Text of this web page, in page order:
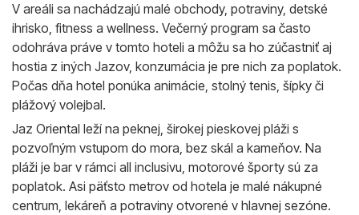
V areáli sa nachádzajú malé obchody, potraviny, detské
ihrisko, fitness a wellness. Večerný program sa často
odohráva práve v tomto hoteli a môžu sa ho zúčastniť aj
hostia z iných Jazov, konzumácia je pre nich za poplatok.
Počas dňa hotel ponúka animácie, stolný tenis, šípky či
plážový volejbal.
Jaz Oriental leží na peknej, širokej pieskovej pláži s
pozvoľným vstupom do mora, bez skál a kameňov. Na
pláži je bar v rámci all inclusivu, motorové športy sú za
poplatok. Asi päťsto metrov od hotela je malé nákupné
centrum, lekáreň a potraviny otvorené v hlavnej sezóne.